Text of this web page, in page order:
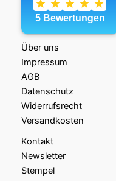
Über uns
Impressum
AGB
Datenschutz
Widerrufsrecht
Versandkosten
Kontakt
Newsletter
Stempel